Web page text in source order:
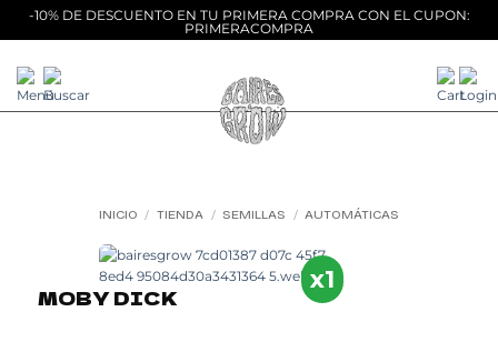
-10% DE DESCUENTO EN TU PRIMERA COMPRA CON EL CUPON:
PRIMERACOMPRA
contenido
INICIO / TIENDA / SEMILLAS / AUTOMÁTICAS
Add to
wishlist
x1
MOBY DICK